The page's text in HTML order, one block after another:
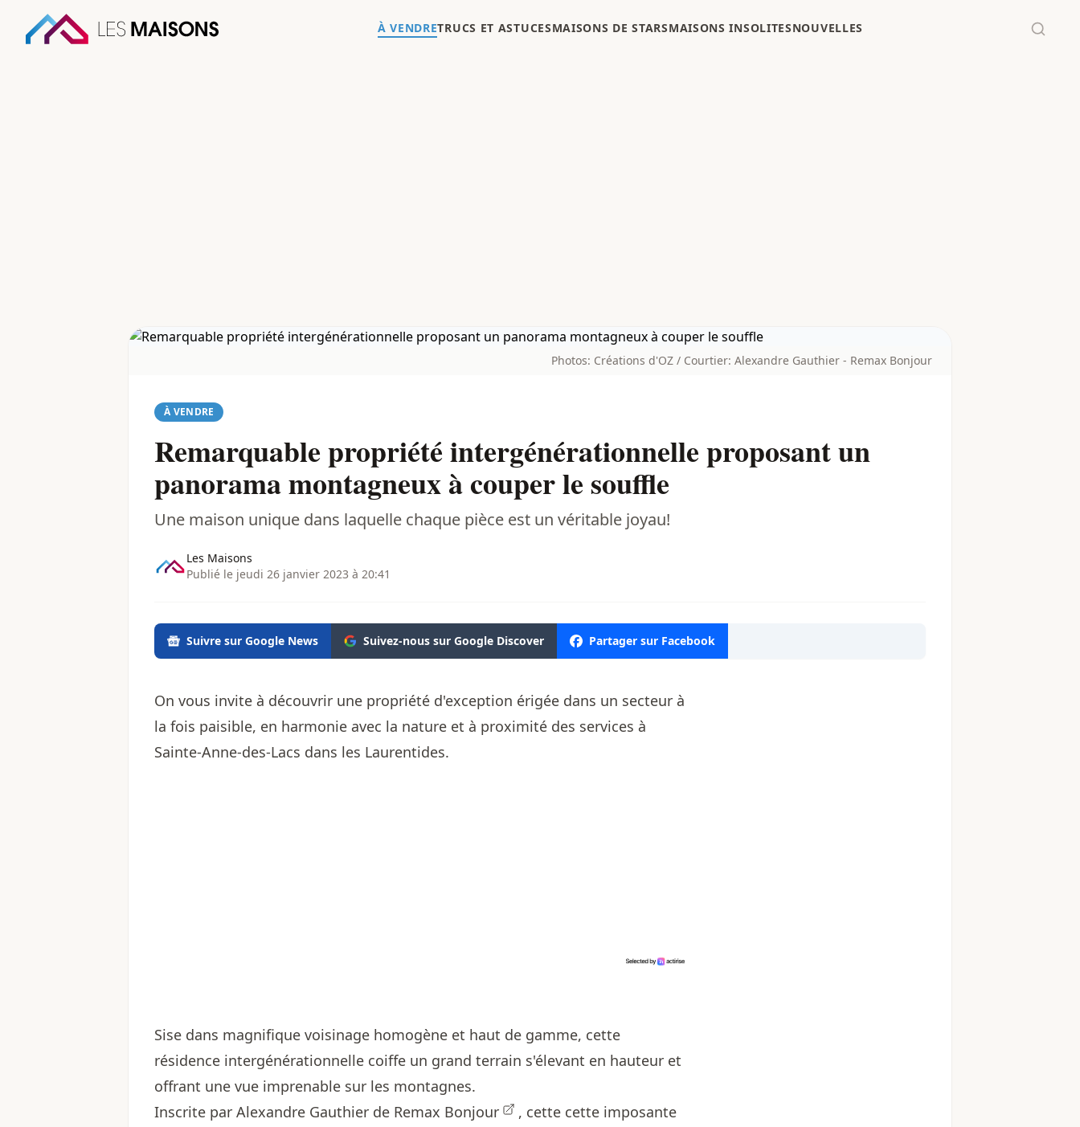
À VENDRETRUCS ET ASTUCESMAISONS DE STARSMAISONS INSOLITESNOUVELLES
Photos: Créations d'OZ / Courtier: Alexandre Gauthier - Remax Bonjour
À VENDRE
Remarquable propriété intergénérationnelle proposant un
panorama montagneux à couper le souffle
Une maison unique dans laquelle chaque pièce est un véritable joyau!
Les Maisons
Publié le jeudi 26 janvier 2023 à 20:41
Suivre sur Google News Suivez-nous sur Google Discover Partager sur Facebook
On vous invite à découvrir une propriété d'exception érigée dans un secteur à
la fois paisible, en harmonie avec la nature et à proximité des services à
Sainte-Anne-des-Lacs dans les Laurentides.
Sise dans magnifique voisinage homogène et haut de gamme, cette
résidence intergénérationnelle coiffe un grand terrain s'élevant en hauteur et
offrant une vue imprenable sur les montagnes.
Inscrite par Alexandre Gauthier de Remax Bonjour
, cette cette imposante